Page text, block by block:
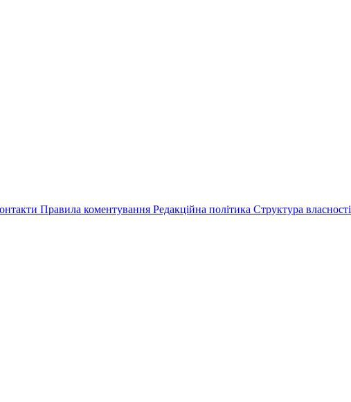
Правила коментування Редакційна політика Структура власності